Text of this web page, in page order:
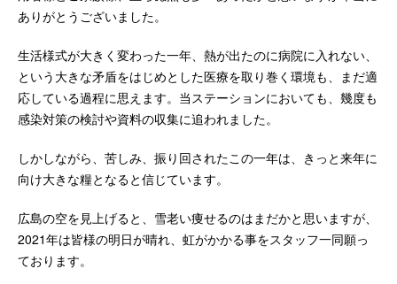
ありがとうございました。
生活様式が大きく変わった一年、熱が出たのに病院に入れない、
という大きな矛盾をはじめとした医療を取り巻く環境も、まだ適
応している過程に思えます。当ステーションにおいても、幾度も
感染対策の検討や資料の収集に追われました。
しかしながら、苦しみ、振り回されたこの一年は、きっと来年に
向け大きな糧となると信じています。
広島の空を見上げると、雪老い痩せるのはまだかと思いますが、
2021年は皆様の明日が晴れ、虹がかかる事をスタッフ一同願っ
ております。